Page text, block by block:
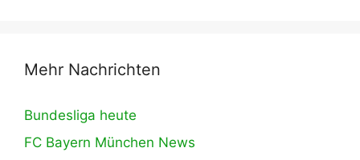
Mehr Nachrichten
Bundesliga heute
FC Bayern München News